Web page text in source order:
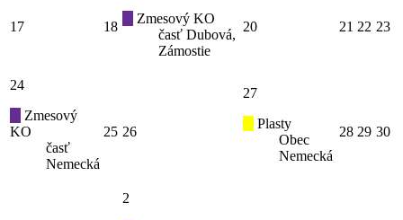
17 18
Zmesový KO
časť Dubová,
Zámostie
20 21 22 23
24
Zmesový
KO
časť
Nemecká
25 26
27
Plasty
Obec
Nemecká
28 29 30
2